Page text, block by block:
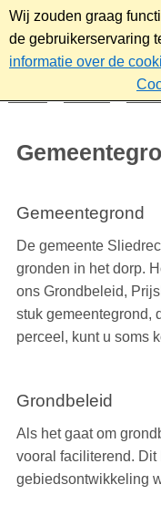
Wij zouden graag
de gebruikerservaring
informatie over de
Gemeentegrond
De gemeente
gronden in het dorp.
ons Grondbeleid,
stuk gemeentegrond,
perceel, kunt u soms
Grondbeleid
Als het gaat om
vooral faciliterend. Dit
gebiedsontwikkeling